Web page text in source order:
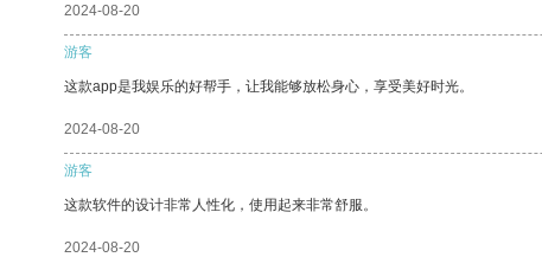
2024-08-20
游客
这款app是我娱乐的好帮手，让我能够放松身心，享受美好时光。
2024-08-20
游客
这款软件的设计非常人性化，使用起来非常舒服。
2024-08-20